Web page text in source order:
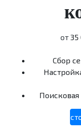
от 35
Сбор